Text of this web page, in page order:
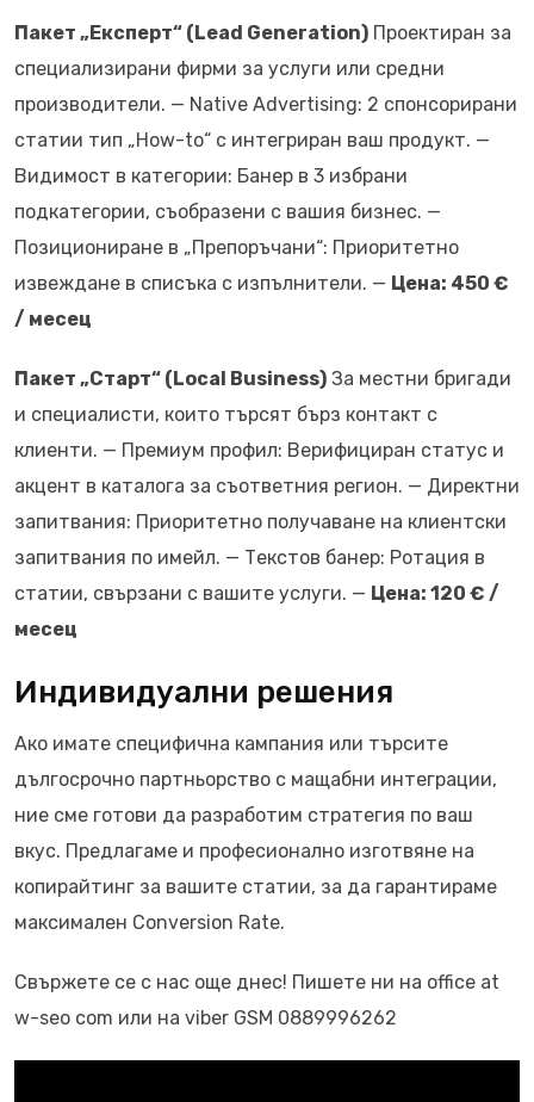
Пакет „Експерт“ (Lead Generation) Проектиран за
специализирани фирми за услуги или средни
производители. — Native Advertising: 2 спонсорирани
статии тип „How-to“ с интегриран ваш продукт. —
Видимост в категории: Банер в 3 избрани
подкатегории, съобразени с вашия бизнес. —
Позициониране в „Препоръчани“: Приоритетно
извеждане в списъка с изпълнители. — Цена: 450 €
/ месец
Пакет „Старт“ (Local Business) За местни бригади
и специалисти, които търсят бърз контакт с
клиенти. — Премиум профил: Верифициран статус и
акцент в каталога за съответния регион. — Директни
запитвания: Приоритетно получаване на клиентски
запитвания по имейл. — Текстов банер: Ротация в
статии, свързани с вашите услуги. — Цена: 120 € /
месец
Индивидуални решения
Ако имате специфична кампания или търсите
дългосрочно партньорство с мащабни интеграции,
ние сме готови да разработим стратегия по ваш
вкус. Предлагаме и професионално изготвяне на
копирайтинг за вашите статии, за да гарантираме
максимален Conversion Rate.
Свържете се с нас още днес! Пишете ни на office at
w-seo com или на viber GSM 0889996262